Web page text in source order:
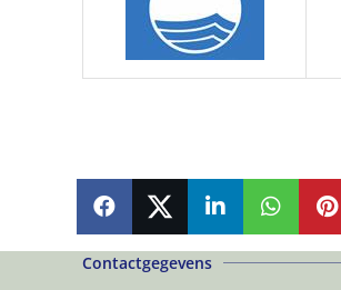
SHARE SHARE SHARE PIN
Contactgegevens